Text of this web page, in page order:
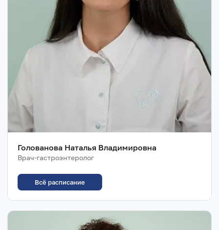
Голованова Наталья Владимировна
Врач-гастроэнтеролог
Всё расписание